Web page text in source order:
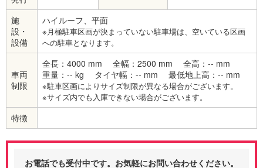
施
設・
設備
ハイルーフ、平面
※月極駐車区画が決まっていない駐車場は、空いている区画
への駐車となります。
車両
制限
全長：4000 mm 全幅：2500 mm
全高：-- mm
重量：-- kg
タイヤ幅：-- mm 最低地上高：-- mm
※駐車区画によりサイズ制限が異なる場合がございます。
※サイズ内でも入庫できない場合がございます。
特徴
お電話でも受付中です。お気軽にお問い合わせください。